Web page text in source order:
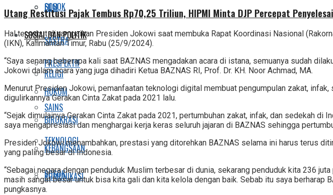
SOSOK
SOSIAL DAN POLITIK
PRESPEKTIF
HUKUM
BIROKRASI
KEBANGSAAN
KOMUNIKASI
FILM
SASTRA
RELIGI
SAINS
TEKNOLOGI
SOSOK
Utang Restitusi Pajak Tembus Rp70,25 Triliun, HIPMI Minta DJP Percepat
Hal tersebut disampaikan Presiden Jokowi saat membuka Rapat Koordinasi Nasional
(IKN), Kalimantan Timur, Rabu (25/9/2024).
“Saya senang beberapa kali saat BAZNAS mengadakan acara di istana, semuanya sudah
Jokowi dalam acara yang juga dihadiri Ketua BAZNAS RI, Prof. Dr. KH. Noor Achmad, MA.
Menurut Presiden Jokowi, pemanfaatan teknologi digital membuat pengumpulan zakat,
digulirkannya Gerakan Cinta Zakat pada 2021 lalu.
“Sejak dimulainya Gerakan Cinta Zakat pada 2021, pertumbuhan zakat, infak, dan sedekah
saya mengapresiasi dan menghargai kerja keras seluruh jajaran di BAZNAS sehingga
Presiden Jokowi menambahkan, prestasi yang ditorehkan BAZNAS selama ini harus terus
yang paling besar di Indonesia.
“Sebagai negara dengan penduduk Muslim terbesar di dunia, sekarang penduduk kita 236
masih sangat besar untuk bisa kita gali dan kita kelola dengan baik. Sebab itu saya
pungkasnya.